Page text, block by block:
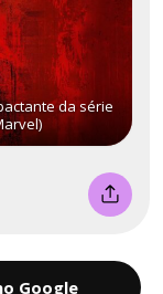
da série
Google